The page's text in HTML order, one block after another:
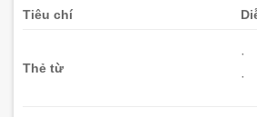
Tiêu chí
Thẻ từ
·
·